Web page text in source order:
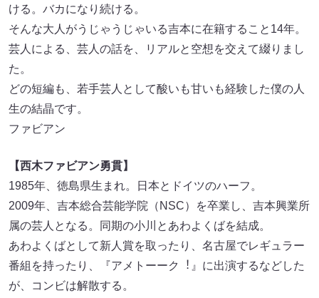
ける。バカになり続ける。
そんな⼤⼈がうじゃうじゃいる吉本に在籍すること14年。
芸⼈による、芸⼈の話を、リアルと空想を交えて綴りまし
た。
どの短編も、若⼿芸⼈として酸いも⽢いも経験した僕の⼈
⽣の結晶です。
ファビアン
【⻄⽊ファビアン勇貫】
1985年、徳島県⽣まれ。⽇本とドイツのハーフ。
2009年、吉本総合芸能学院（NSC）を卒業し、吉本興業所
属の芸⼈となる。同期の⼩川とあわよくばを結成。
あわよくばとして新⼈賞を取ったり、名古屋でレギュラー
番組を持ったり、『アメトーーク︕』に出演するなどした
が、コンビは解散する。